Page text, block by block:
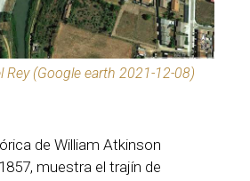
Rey (Google earth 2021-12-08)
de William Atkinson
muestra el trajín de